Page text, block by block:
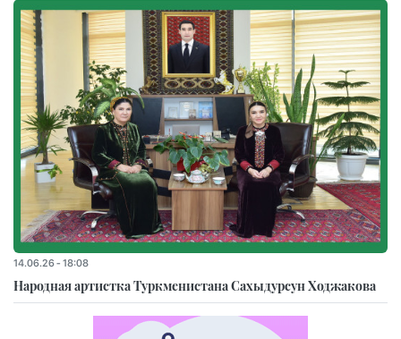
14.06.26 - 18:08
Народная артистка Туркменистана Сахыдурсун Ходжакова